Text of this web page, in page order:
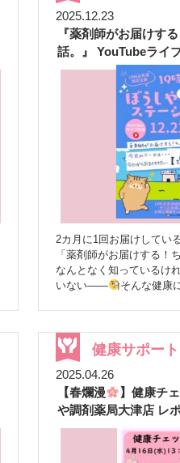
2025.12.23
『薬剤師がお届けす
話。』 YouTubeライ
た
2カ月に1回お届けしてい
「薬剤師がお届けする！
なんとなく知っているけ
いない——
そんな健康
「塩分」
今回取り上げたテーマは 「塩分」。
日頃から気を付けたいポ
これからクリスマス、年
べる機会が一気に増える
「今だからこそ、
そんな思いから、今回は
べ物を例に挙げながら、
説しました！！ 「食べてはいけない」ではな
健康サポート
2025.04.26
【春爛漫
】健康チ
や調剤薬局大津店 レ